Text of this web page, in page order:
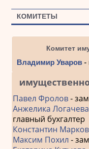
КОМИТЕТЫ
Комитет
Владимир Уваров-
Павел Фролов-
Анжелика Логачева
главный бухгалтер
Константин Марков
Максим Похил -